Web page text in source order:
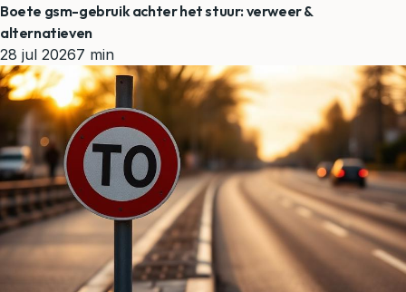
Boete gsm-gebruik achter het stuur: verweer &
alternatieven
28 jul 20267 min